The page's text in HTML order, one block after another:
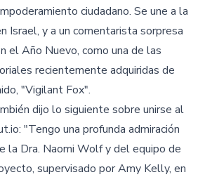
ciudadano. Se une a la
Israel, y a un comentarista sorpresa
el Año Nuevo, como una de las
recientemente adquiridas de
"Vigilant Fox".
dijo lo siguiente sobre unirse al
"Tengo una profunda admiración
la Dra. Naomi Wolf y del equipo de
supervisado por Amy Kelly, en